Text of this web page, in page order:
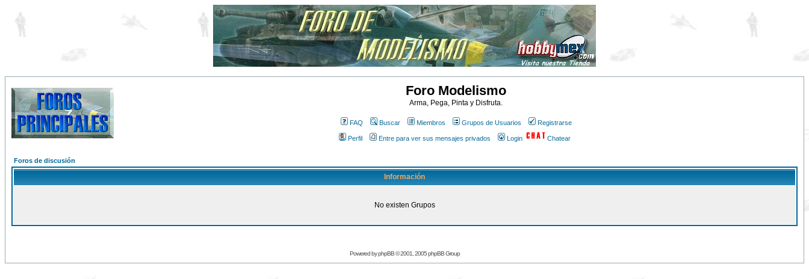
Foro Modelismo
Arma, Pega, Pinta y Disfruta.
FAQ Buscar Miembros Grupos de Usuarios Registrarse
Perfil Entre para ver sus mensajes privados Login Chatear
Foros de discusión
Información
No existen Grupos
Powered byphpBB© 2001, 2005 phpBB Group